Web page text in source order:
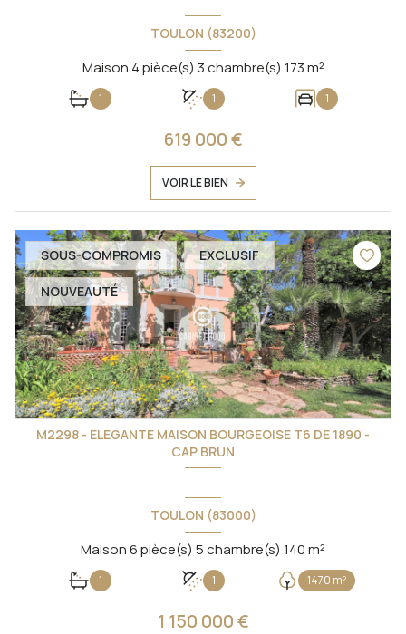
TOULON (83200)
Maison 4 pièce(s) 3 chambre(s) 173 m²
1 1 1
619 000 €
VOIR LE BIEN
SOUS-COMPROMIS EXCLUSIF
NOUVEAUTÉ
M2298 - ELEGANTE MAISON BOURGEOISE T6 DE 1890 -
CAP BRUN
TOULON (83000)
Maison 6 pièce(s) 5 chambre(s) 140 m²
1 1 1470 m²
1 150 000 €